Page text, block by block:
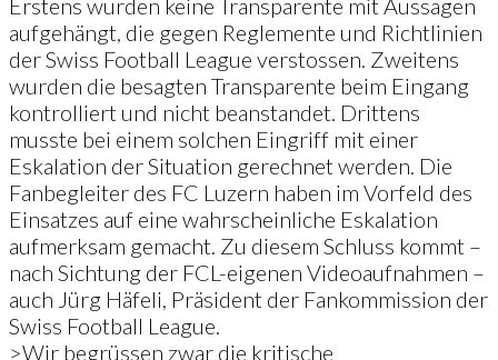
Erstens wurden keine Transparente mit Aussagen
aufgehängt, die gegen Reglemente und Richtlinien
der Swiss Football League verstossen. Zweitens
wurden die besagten Transparente beim Eingang
kontrolliert und nicht beanstandet. Drittens
musste bei einem solchen Eingriff mit einer
Eskalation der Situation gerechnet werden. Die
Fanbegleiter des FC Luzern haben im Vorfeld des
Einsatzes auf eine wahrscheinliche Eskalation
aufmerksam gemacht. Zu diesem Schluss kommt –
nach Sichtung der FCL-eigenen Videoaufnahmen –
auch Jürg Häfeli, Präsident der Fankommission der
Swiss Football League.
>Wir begrüssen zwar die kritische